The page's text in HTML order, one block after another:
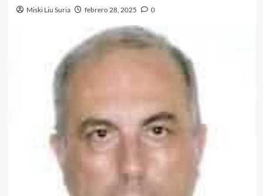
Miski Liu Suria febrero 28, 2025 0